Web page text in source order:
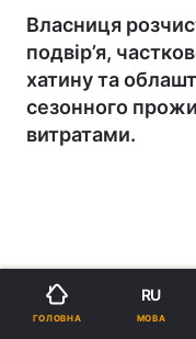
Власниця
подвір’я,
хатину та
сезонного
витратами.
ГОЛОВНА
RU
МОВА